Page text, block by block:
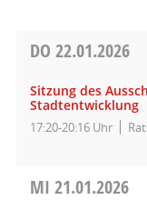
DO 22.01.2026
Sitzung des
Stadtentwicklung
17:20-20:16 Uhr
MI 21.01.2026